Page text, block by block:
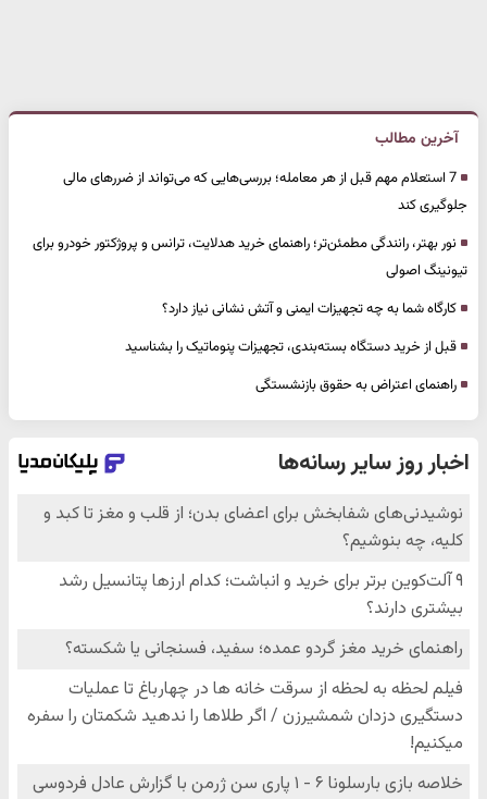
آخرین مطالب
7 استعلام مهم قبل از هر معامله؛ بررسی‌هایی که می‌تواند از ضررهای مالی
جلوگیری کند
نور بهتر، رانندگی مطمئن‌تر؛ راهنمای خرید هدلایت، ترانس و پروژکتور خودرو برای
تیونینگ اصولی
کارگاه شما به چه تجهیزات ایمنی و آتش نشانی نیاز دارد؟
قبل از خرید دستگاه بسته‌بندی، تجهیزات پنوماتیک را بشناسید
راهنمای اعتراض به حقوق بازنشستگی